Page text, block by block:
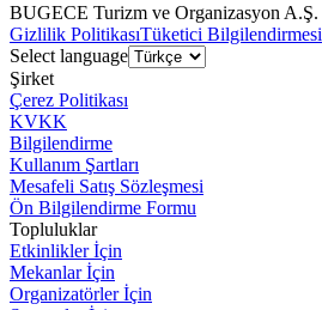
BUGECE Turizm ve Organizasyon A.Ş.
Gizlilik PolitikasıTüketici Bilgilendirmesi
Select language
Şirket
Çerez Politikası
KVKK
Bilgilendirme
Kullanım Şartları
Mesafeli Satış Sözleşmesi
Ön Bilgilendirme Formu
Topluluklar
Etkinlikler İçin
Mekanlar İçin
Organizatörler İçin